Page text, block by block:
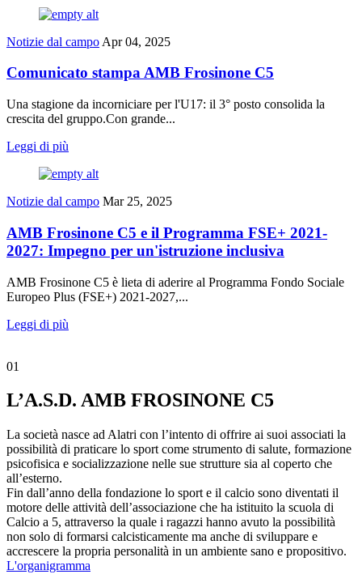
Notizie dal campo Apr 04, 2025
Comunicato stampa AMB Frosinone C5
Una stagione da incorniciare per l'U17: il 3° posto consolida la
crescita del gruppo.Con grande...
Leggi di più
Notizie dal campo Mar 25, 2025
AMB Frosinone C5 e il Programma FSE+ 2021-
2027: Impegno per un'istruzione inclusiva
AMB Frosinone C5 è lieta di aderire al Programma Fondo Sociale
Europeo Plus (FSE+) 2021-2027,...
Leggi di più
01
L’A.S.D. AMB FROSINONE C5
La società nasce ad Alatri con l’intento di offrire ai suoi associati la
possibilità di praticare lo sport come strumento di salute, formazione
psicofisica e socializzazione nelle sue strutture sia al coperto che
all’esterno.
Fin dall’anno della fondazione lo sport e il calcio sono diventati il
motore delle attività dell’associazione che ha istituito la scuola di
Calcio a 5, attraverso la quale i ragazzi hanno avuto la possibilità
non solo di formarsi calcisticamente ma anche di sviluppare e
accrescere la propria personalità in un ambiente sano e propositivo.
L'organigramma